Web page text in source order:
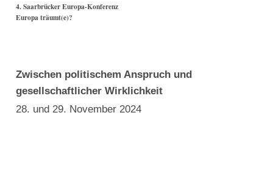
4. Saarbrücker Europa-Konferenz
Europa träumt(e)?
Zwischen politischem Anspruch und
gesellschaftlicher Wirklichkeit
28. und 29. November 2024